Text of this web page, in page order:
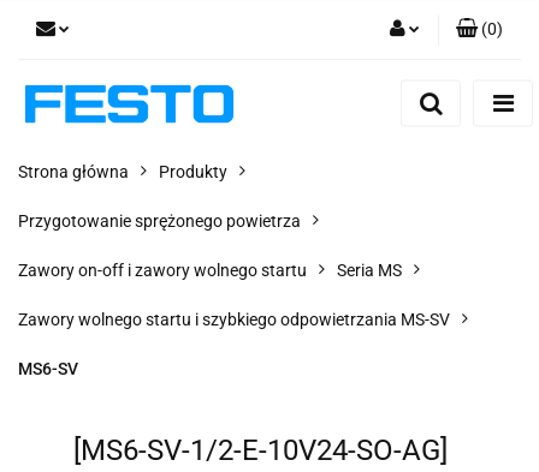
(0)
Strona główna Produkty
Przygotowanie sprężonego powietrza
Zawory on-off i zawory wolnego startu Seria MS
Zawory wolnego startu i szybkiego odpowietrzania MS-SV
MS6-SV
[MS6-SV-1/2-E-10V24-SO-AG]